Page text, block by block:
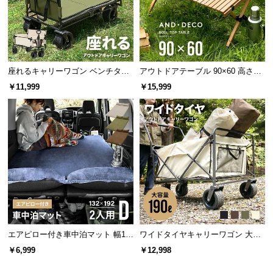
ト
お
知
ら
せ
グ
企
情
報
座れるキャリーワゴン ベンチタイ
プ 大容量120L 耐荷重150kg
￥11,999
アウトドアテーブル 90×60 高さ44
cm
￥15,999
エアピロー付き車中泊マット 幅13
2cm
￥6,999
ワイドタイヤキャリーワゴン 大容
量190L 耐荷重150kg
￥12,998